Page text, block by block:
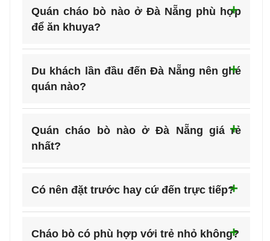
Quán cháo bò nào ở Đà Nẵng phù hợp
để ăn khuya?
Du khách lần đầu đến Đà Nẵng nên ghé
quán nào?
Quán cháo bò nào ở Đà Nẵng giá rẻ
nhất?
Có nên đặt trước hay cứ đến trực tiếp?
Cháo bò có phù hợp với trẻ nhỏ không?